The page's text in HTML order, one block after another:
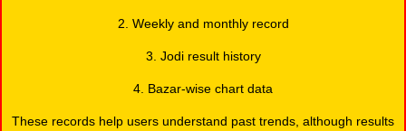
2. Weekly and monthly record
3. Jodi result history
4. Bazar-wise chart data
These records help users understand past trends, although results